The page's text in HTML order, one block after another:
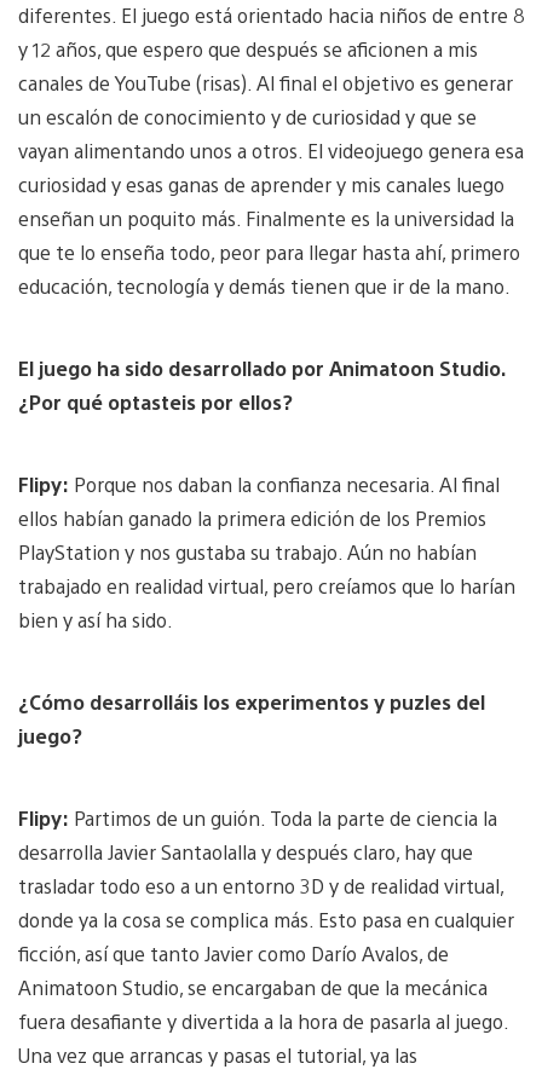
diferentes. El juego está orientado hacia niños de entre 8
y 12 años, que espero que después se aficionen a mis
canales de YouTube (risas). Al final el objetivo es generar
un escalón de conocimiento y de curiosidad y que se
vayan alimentando unos a otros. El videojuego genera esa
curiosidad y esas ganas de aprender y mis canales luego
enseñan un poquito más. Finalmente es la universidad la
que te lo enseña todo, peor para llegar hasta ahí, primero
educación, tecnología y demás tienen que ir de la mano.
El juego ha sido desarrollado por Animatoon Studio.
¿Por qué optasteis por ellos?
Flipy: Porque nos daban la confianza necesaria. Al final
ellos habían ganado la primera edición de los Premios
PlayStation y nos gustaba su trabajo. Aún no habían
trabajado en realidad virtual, pero creíamos que lo harían
bien y así ha sido.
¿Cómo desarrolláis los experimentos y puzles del
juego?
Flipy: Partimos de un guión. Toda la parte de ciencia la
desarrolla Javier Santaolalla y después claro, hay que
trasladar todo eso a un entorno 3D y de realidad virtual,
donde ya la cosa se complica más. Esto pasa en cualquier
ficción, así que tanto Javier como Darío Avalos, de
Animatoon Studio, se encargaban de que la mecánica
fuera desafiante y divertida a la hora de pasarla al juego.
Una vez que arrancas y pasas el tutorial, ya las